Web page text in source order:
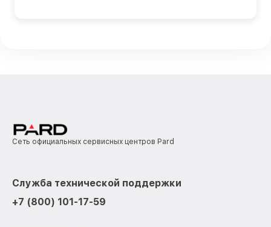
Сеть официальных сервисных центров Pard
Служба технической поддержки
+7 (800) 101-17-59